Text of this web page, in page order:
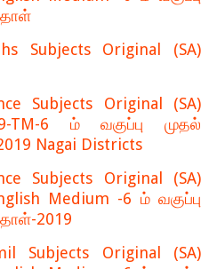
Subjects Original (SA)
Subjects Original (SA)
TM-6 ம் வகுப்பு முதல்
Nagai Districts
Subjects Original (SA)
Medium -6 ம் வகுப்பு
2019
Subjects Original (SA)